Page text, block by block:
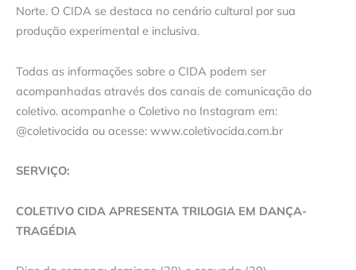
Norte. O CIDA se destaca no cenário cultural por sua
produção experimental e inclusiva.
Todas as informações sobre o CIDA podem ser
acompanhadas através dos canais de comunicação do
coletivo. acompanhe o Coletivo no Instagram em:
@coletivocida ou acesse: www.coletivocida.com.br
SERVIÇO:
COLETIVO CIDA APRESENTA TRILOGIA EM DANÇA-
TRAGÉDIA